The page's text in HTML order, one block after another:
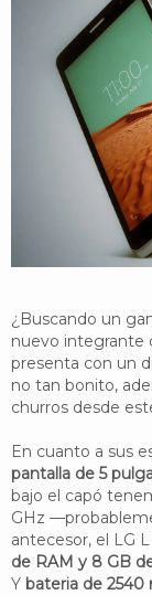
¿Buscando un
nuevo integrante
presenta con un
no tan bonito,
churros desde
En cuanto a sus
pantalla de 5
bajo el capó
GHz
antecesor, el LG
de RAM y 8 GB
Y bateria de 2540
¿Quiénes
YouTube
Twitter